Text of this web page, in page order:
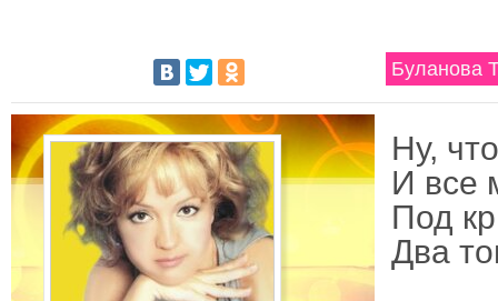
Буланова
Ну,
И все
Под
Два